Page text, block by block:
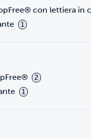
con lettiera in
1
2
1